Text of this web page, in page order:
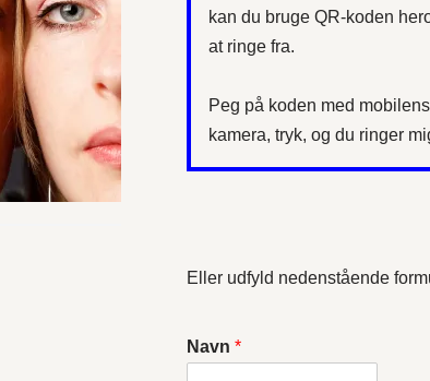
kan du bruge QR-koden
at ringe fra.
Peg på koden med mobilens
kamera, tryk, og du ringer
Eller udfyld nedenstående
Navn *